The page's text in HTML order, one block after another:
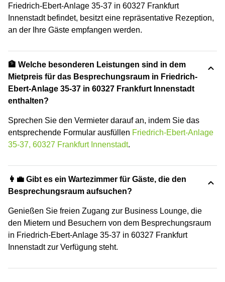
Friedrich-Ebert-Anlage 35-37 in 60327 Frankfurt
Innenstadt befindet, besitzt eine repräsentative Rezeption,
an der Ihre Gäste empfangen werden.
🏦 Welche besonderen Leistungen sind in dem
Mietpreis für das Besprechungsraum in Friedrich-
Ebert-Anlage 35-37 in 60327 Frankfurt Innenstadt
enthalten?
Sprechen Sie den Vermieter darauf an, indem Sie das
entsprechende Formular ausfüllen Friedrich-Ebert-Anlage
35-37, 60327 Frankfurt Innenstadt.
👩‍💼 Gibt es ein Wartezimmer für Gäste, die den
Besprechungsraum aufsuchen?
Genießen Sie freien Zugang zur Business Lounge, die
den Mietern und Besuchern von dem Besprechungsraum
in Friedrich-Ebert-Anlage 35-37 in 60327 Frankfurt
Innenstadt zur Verfügung steht.